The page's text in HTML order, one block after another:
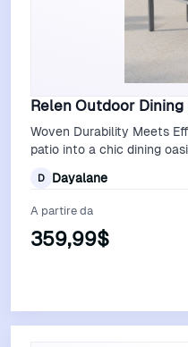
Relen Outdoor
Woven Durability Meets
patio into a chic dining
D Dayalane
A partire da
359,99$